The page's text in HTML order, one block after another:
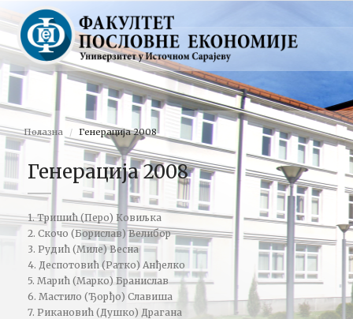
Полазна Генерација 2008
Генерација 2008
1. Тришић (Перо) Ковиљка
2. Скочо (Борислав) Велибор
3. Рудић (Миле) Весна
4. Деспотовић (Ратко) Анђелко
5. Марић (Марко) Бранислав
6. Мастило (Ђорђо) Славиша
7. Рикановић (Душко) Драгана